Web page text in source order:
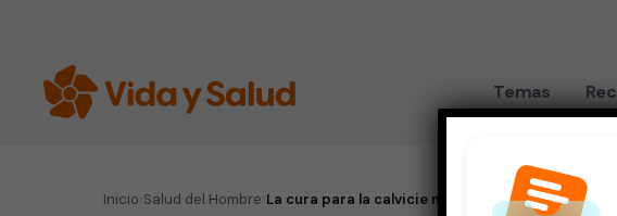
Temas
Inicio Salud del Hombre La cura para la calvicie más cerca de hacerse